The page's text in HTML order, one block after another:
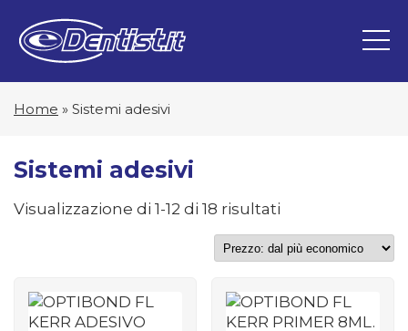
Home » Sistemi adesivi
Sistemi adesivi
Visualizzazione di 1-12 di 18 risultati
più